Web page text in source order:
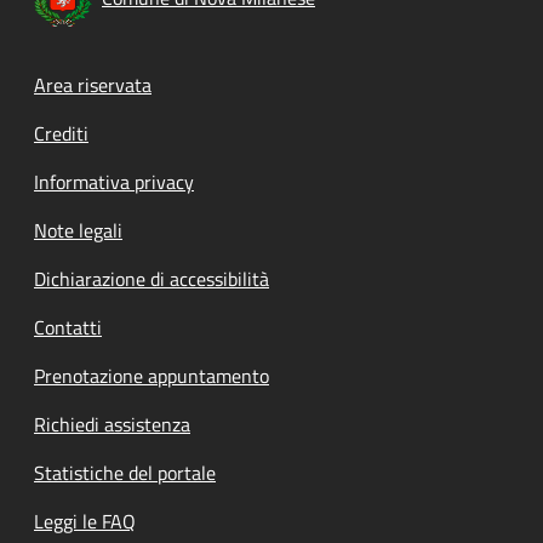
Footer menu
Area riservata
Crediti
Informativa privacy
Note legali
Dichiarazione di accessibilità
Contatti
Prenotazione appuntamento
Richiedi assistenza
Statistiche del portale
Leggi le FAQ